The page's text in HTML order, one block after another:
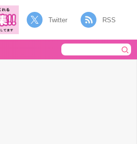
Twitter RSS